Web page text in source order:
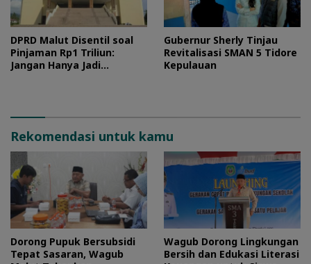
DPRD Malut Disentil soal
Pinjaman Rp1 Triliun:
Jangan Hanya Jadi
Gubernur Sherly Tinjau
Revitalisasi SMAN 5 Tidore
Kepulauan
Rekomendasi untuk kamu
Dorong Pupuk Bersubsidi
Tepat Sasaran, Wagub
Wagub Dorong Lingkungan
Bersih dan Edukasi Literasi